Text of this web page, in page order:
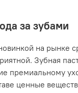
за зубами
на рынке
Зубная
премиальному
ценные